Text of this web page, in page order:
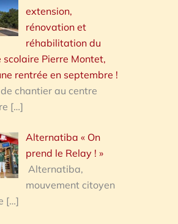
extension,
rénovation et
réhabilitation du
scolaire Pierre Montet,
rentrée en septembre !
chantier au centre
[…]
Alternatiba « On
prend le Relay ! »
Alternatiba,
mouvement citoyen
[…]